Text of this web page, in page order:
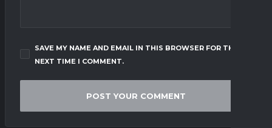
SAVE MY NAME AND EMAIL IN THIS BROWSER FOR THE
NEXT TIME I COMMENT.